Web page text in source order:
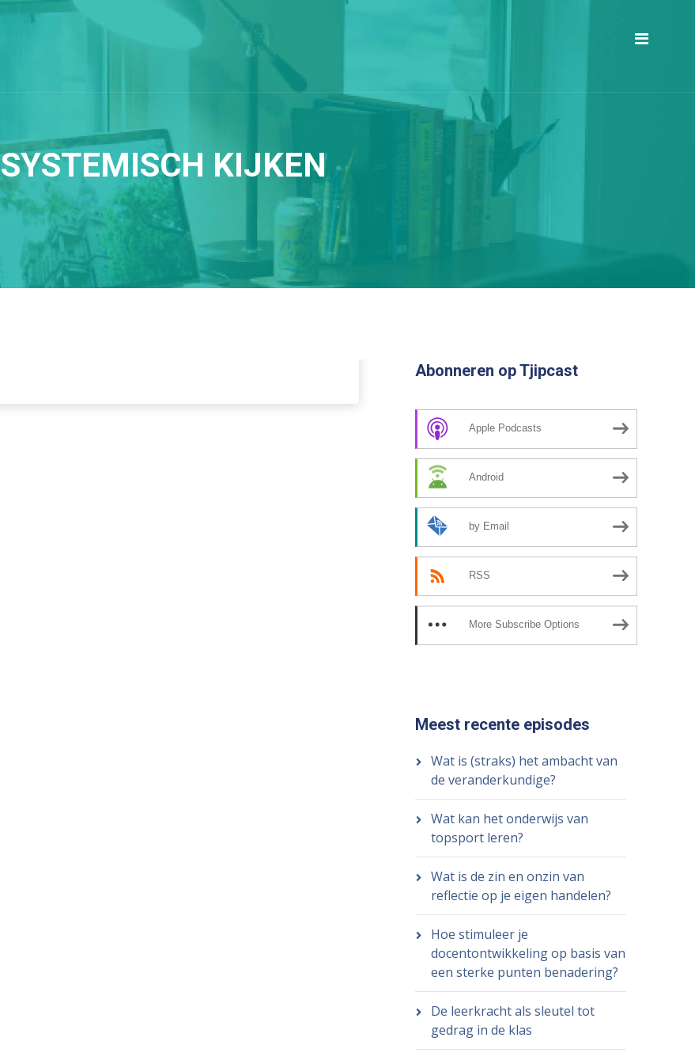
SYSTEMISCH KIJKEN
Abonneren op Tjipcast
Apple Podcasts
Android
by Email
RSS
More Subscribe Options
Meest recente episodes
Wat is (straks) het ambacht van
de veranderkundige?
Wat kan het onderwijs van
topsport leren?
Wat is de zin en onzin van
reflectie op je eigen handelen?
Hoe stimuleer je
docentontwikkeling op basis van
een sterke punten benadering?
De leerkracht als sleutel tot
gedrag in de klas